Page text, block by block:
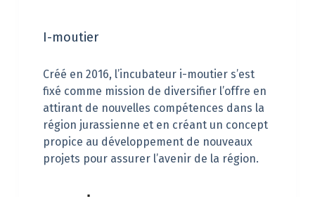
I-moutier
Créé en 2016, l’incubateur i-moutier s’est
fixé comme mission de diversifier l’offre en
attirant de nouvelles compétences dans la
région jurassienne et en créant un concept
propice au développement de nouveaux
projets pour assurer l’avenir de la région.